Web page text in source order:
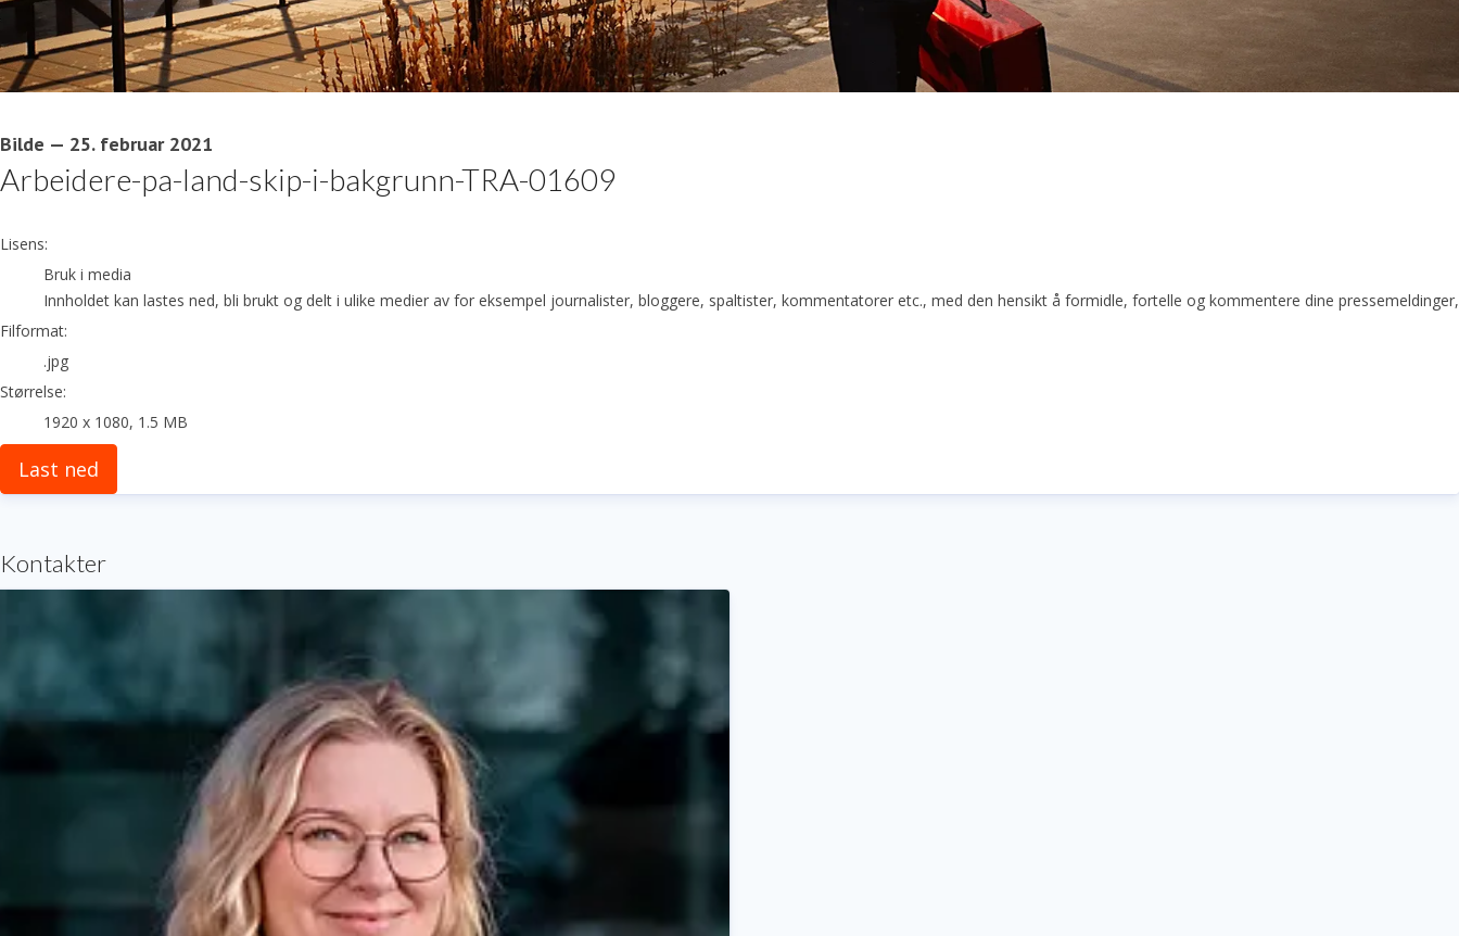
Bilde — 25. februar 2021
Arbeidere-pa-land-skip-i-bakgrunn-TRA-01609
go to media item
Lisens:
Bruk i media
Innholdet kan lastes ned, bli brukt og delt i ulike medier av for eksempel journalister, bloggere, spaltister, kommentatorer etc., med den hensikt å formidle, fortelle og kommentere dine
Filformat:
.jpg
Størrelse:
1920 x 1080, 1.5 MB
Last ned
Kontakter